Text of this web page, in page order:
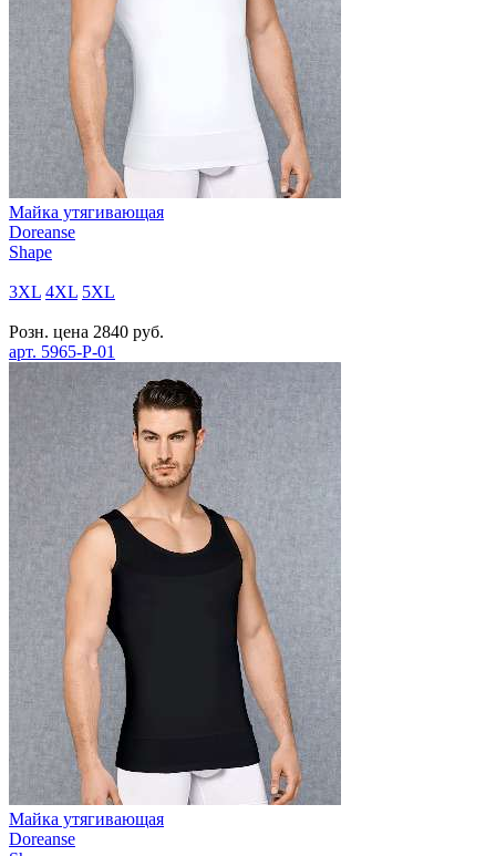
Майка утягивающая
Doreanse
Shape
3XL 4XL 5XL
Розн. цена 2840 руб.
арт. 5965-P-01
Майка утягивающая
Doreanse